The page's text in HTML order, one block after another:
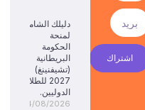
اشتراك
دليلك الشامل
لمنحة
الحكومة
البريطانية
(تشيفنينغ)
2027 للطلاب
الدوليين.
04/08/2026